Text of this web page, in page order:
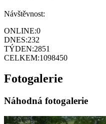
Návštěvnost:
ONLINE:0
DNES:232
TÝDEN:2851
CELKEM:1098450
Fotogalerie
Náhodná fotogalerie